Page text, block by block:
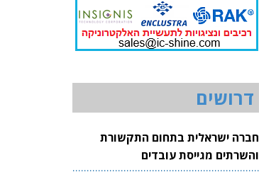
דרושים
חברה ישראלית בתחום התקשורת
והשרתים מגייסת עובדים